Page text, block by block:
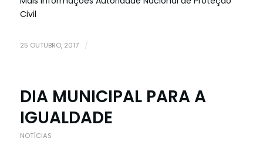
Civil
25 OUTUBRO, 2017 /
DIA MUNICIPAL PARA A
IGUALDADE
NOTÍCIAS